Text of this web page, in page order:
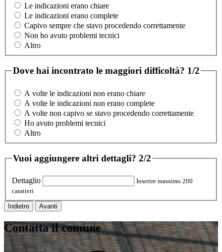
Le indicazioni erano chiare
Le indicazioni erano complete
Capivo sempre che stavo procedendo correttamente
Non ho avuto problemi tecnici
Altro
Dove hai incontrato le maggiori difficoltà? 1/2
A volte le indicazioni non erano chiare
A volte le indicazioni non erano complete
A volte non capivo se stavo procedendo correttamente
Ho avuto problemi tecnici
Altro
Vuoi aggiungere altri dettagli? 2/2
Dettaglio
Inserire massimo 200
caratteri
Indietro Avanti
Contatta il comune